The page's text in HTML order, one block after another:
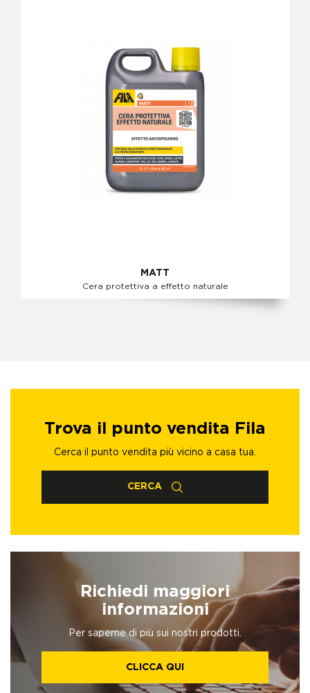
MATT
Cera protettiva a effetto naturale
Trova il punto vendita Fila
Cerca il punto vendita più vicino a casa tua.
CERCA
Richiedi maggiori
informazioni
Per saperne di più sui nostri prodotti.
CLICCA QUI